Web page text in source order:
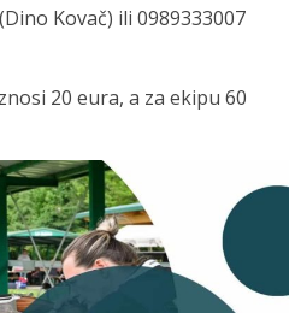
Kovač) ili 0989333007
20 eura, a za ekipu 60